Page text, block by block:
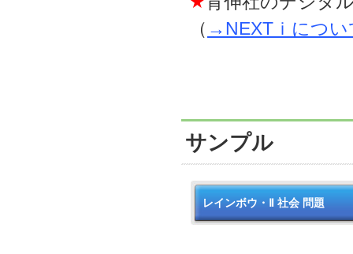
（ →NEXTｉにつ
サンプル
レインボウ・Ⅱ 社会 問題